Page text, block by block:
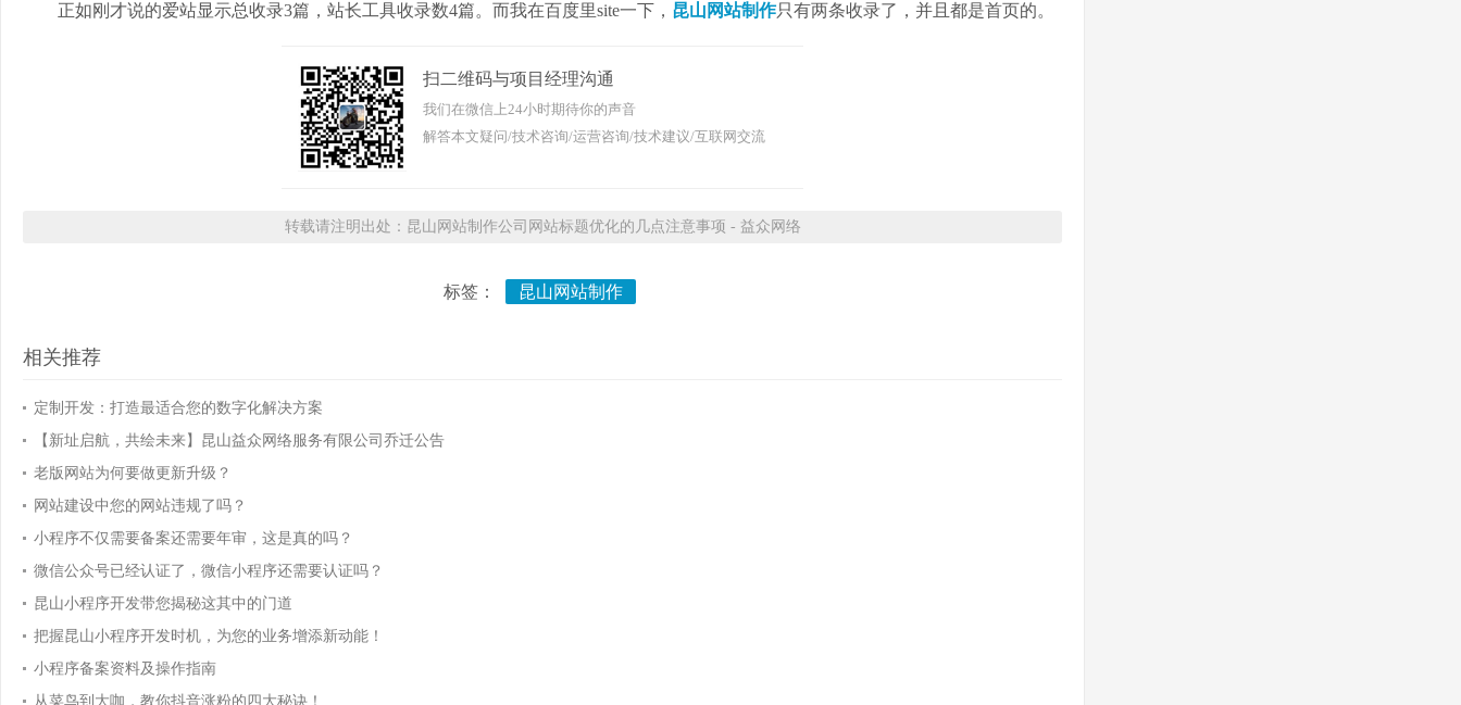
正如刚才说的爱站显示总收录3篇，站长工具收录数4篇。而我在百度里site一下， 昆山网站制作只有两条收录了，并且都是首页的。
扫二维码与项目经理沟通
我们在微信上24小时期待你的声音
解答本文疑问/技术咨询/运营咨询/技术建议/互联网交流
转载请注明出处：昆山网站制作公司网站标题优化的几点注意事项 - 益众网络
标签： 昆山网站制作
相关推荐
定制开发：打造最适合您的数字化解决方案
【新址启航，共绘未来】昆山益众网络服务有限公司乔迁公告
老版网站为何要做更新升级？
网站建设中您的网站违规了吗？
小程序不仅需要备案还需要年审，这是真的吗？
微信公众号已经认证了，微信小程序还需要认证吗？
昆山小程序开发带您揭秘这其中的门道
把握昆山小程序开发时机，为您的业务增添新动能！
小程序备案资料及操作指南
从菜鸟到大咖，教你抖音涨粉的四大秘诀！